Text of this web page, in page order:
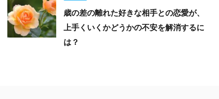
歳の差の離れた好きな相手との恋愛が、
上手くいくかどうかの不安を解消するに
は？